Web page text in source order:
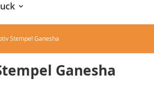
Stempel Ganesha
Ganesha